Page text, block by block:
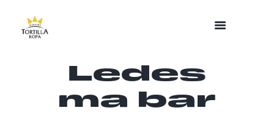
Ledes
ma bar